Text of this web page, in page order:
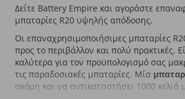
Δείτε Battery Empire και αγοράστε
μπαταρίες R20 υψηλής απόδοσης.
Οι επαναχρησιμοποιήσιμες μπαταρίες
προς το περιβάλλον και πολύ πρακτικές.
καλύτερα για τον προϋπολογισμό σας
τις παραδοσιακές μπαταρίες. Μία
ακόμη και να αντικαταστήσει 1000 κελιά